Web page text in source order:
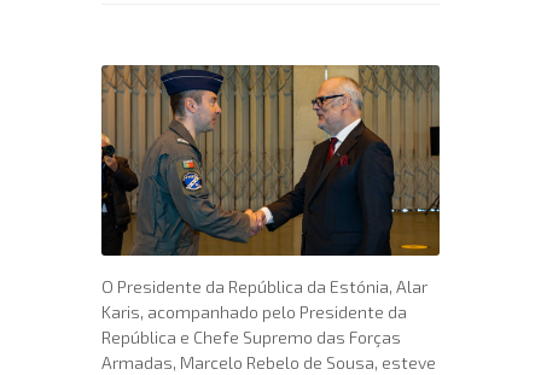
O Presidente da República da Estónia, Alar
Karis, acompanhado pelo Presidente da
República e Chefe Supremo das Forças
Armadas, Marcelo Rebelo de Sousa, esteve